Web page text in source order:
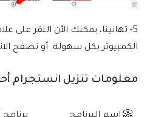
5- تهانينا، يمكنك الأن النقر على
الكمبيوتر بكل سهولة. أو تصفح
معلومات تنزيل انستجرام